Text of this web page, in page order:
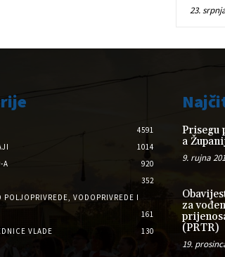
23.
4591
1014
A
920
352
POLJOPRIVREDE, VODOPRIVREDE I
161
VLADE
130
Prisegu
a
9. rujna
za
(PRTR)
19.